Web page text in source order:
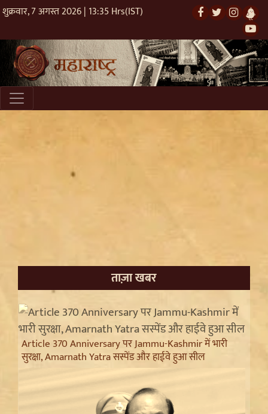
शुक्रवार, 7 अगस्त 2026 | 13:35 Hrs(IST)
ताज़ा खबर
Article 370 Anniversary पर Jammu-Kashmir में भारी
सुरक्षा, Amarnath Yatra सस्पेंड और हाईवे हुआ सील